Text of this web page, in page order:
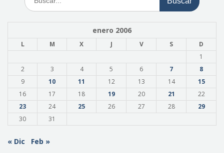
enero 2006
L M X J V S
D
1
2
3 4 5 6 7
8
9
10 11 12 13 14
15
16
17 18 19 20 21
22
23
24 25 26 27 28
29
30
31
« Dic Feb »